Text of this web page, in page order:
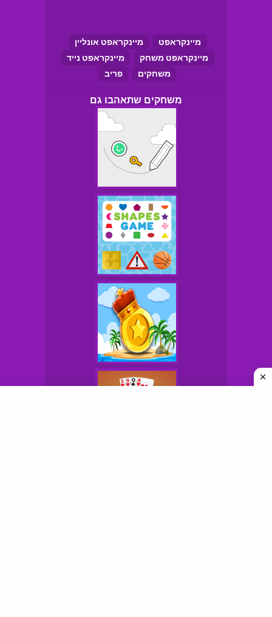
מיינקראפט
מיינקראפט אונליין
מיינקראפט משחק
מיינקראפט נייד
משחקים
פריב
משחקים שתאהבו גם